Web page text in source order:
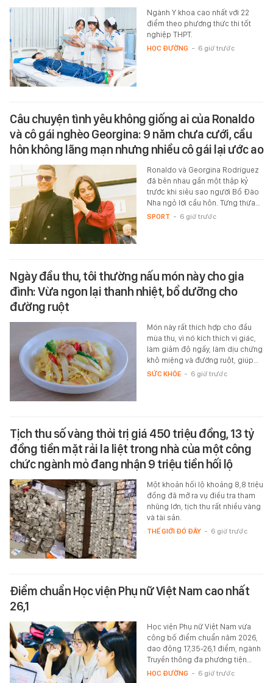
Ngành Y khoa cao nhất với 22
điểm theo phương thức thi tốt
nghiệp THPT.
HỌC ĐƯỜNG - 6 giờ trước
Câu chuyện tình yêu không giống ai của Ronaldo
và cô gái nghèo Georgina: 9 năm chưa cưới, cầu
hôn không lãng mạn nhưng nhiều cô gái lại ước ao
Ronaldo và Georgina Rodríguez
đã bên nhau gần một thập kỷ
trước khi siêu sao người Bồ Đào
Nha ngỏ lời cầu hôn. Từng thừa…
SPORT - 6 giờ trước
Ngày đầu thu, tôi thường nấu món này cho gia
đình: Vừa ngon lại thanh nhiệt, bổ dưỡng cho
đường ruột
Món này rất thích hợp cho đầu
mùa thu, vì nó kích thích vị giác,
làm giảm độ ngấy, làm dịu chứng
khô miệng và đường ruột, giúp…
SỨC KHỎE - 6 giờ trước
Tịch thu số vàng thỏi trị giá 450 triệu đồng, 13 tỷ
đồng tiền mặt rải la liệt trong nhà của một công
chức ngành mỏ đang nhận 9 triệu tiền hối lộ
Một khoản hối lộ khoảng 8,8 triệu
đồng đã mở ra vụ điều tra tham
nhũng lớn, tịch thu rất nhiều vàng
và tài sản.
THẾ GIỚI ĐÓ ĐÂY - 6 giờ trước
Điểm chuẩn Học viện Phụ nữ Việt Nam cao nhất
26,1
Học viện Phụ nữ Việt Nam vừa
công bố điểm chuẩn năm 2026,
dao động 17,35-26,1 điểm, ngành
Truyền thông đa phương tiện…
HỌC ĐƯỜNG - 6 giờ trước